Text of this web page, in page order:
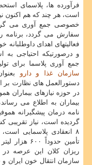
فرآورده ها، پلاسمای
است، هر چند که هم اکنون
خصوصی جمع آوری می
سفارش می گردد، برنامه
فعالیتهای اهدای داوطلبانه
و درصورتیکه احتیاجی
جمع آوری پلاسما برای
سازمان غذا و دارو
در حوزه نیازهای بیماران
بیماران به اطلاع می
گردیده است، نیاز تقریبی
تأمین
ریزان کلان این عرصه
سازمان انتقال خون ایران و